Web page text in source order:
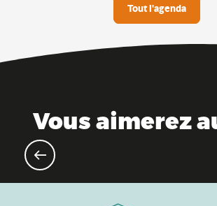
Tout l'agenda
Vous aimerez
Festivals de